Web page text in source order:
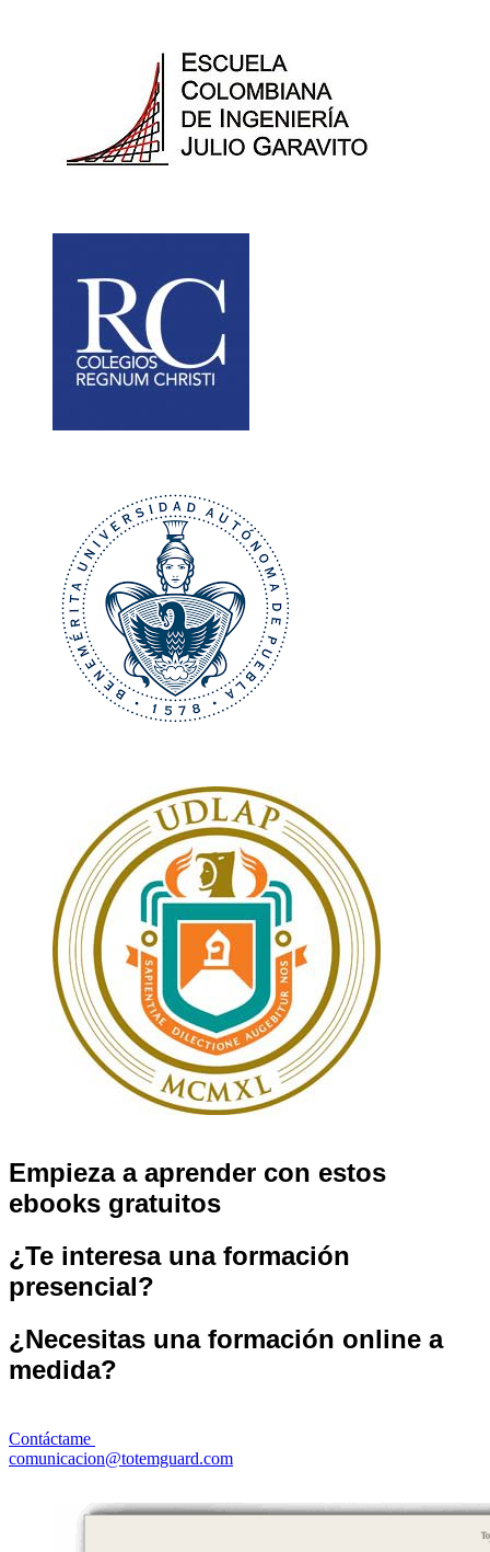
Empieza a aprender con estos
ebooks gratuitos
¿Te interesa una formación
presencial?
¿Necesitas una formación online a
medida?
Contáctame
comunicacion@totemguard.com